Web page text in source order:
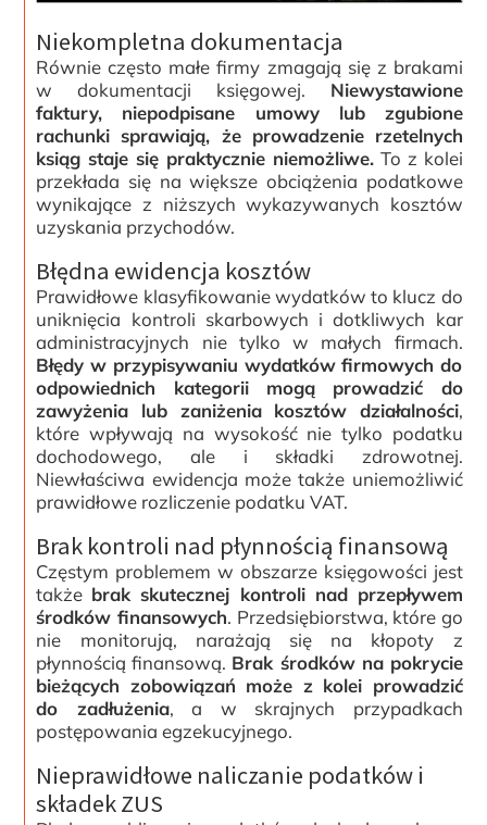
Niekompletna dokumentacja
Równie często małe firmy zmagają się z brakami
w dokumentacji księgowej. Niewystawione
faktury, niepodpisane umowy lub zgubione
rachunki sprawiają, że prowadzenie rzetelnych
ksiąg staje się praktycznie niemożliwe.To z kolei
przekłada się na większe obciążenia podatkowe
wynikające z niższych wykazywanych kosztów
uzyskania przychodów.
Błędna ewidencja kosztów
Prawidłowe klasyfikowanie wydatków to klucz do
uniknięcia kontroli skarbowych i dotkliwych kar
administracyjnych nie tylko w małych firmach.
Błędy w przypisywaniu wydatków firmowych do
odpowiednich kategorii mogą prowadzić do
zawyżenia lub zaniżenia kosztów działalności,
które wpływają na wysokość nie tylko podatku
dochodowego, ale i składki zdrowotnej.
Niewłaściwa ewidencja może także uniemożliwić
prawidłowe rozliczenie podatku VAT.
Brak kontroli nad płynnością finansową
Częstym problemem w obszarze księgowości jest
także brak skutecznej kontroli nad przepływem
środków finansowych. Przedsiębiorstwa, które go
nie monitorują, narażają się na kłopoty z
płynnością finansową. Brak środków na pokrycie
bieżących zobowiązań może z kolei prowadzić
do zadłużenia, a w skrajnych przypadkach
postępowania egzekucyjnego.
Nieprawidłowe naliczanie podatków i
składek ZUS